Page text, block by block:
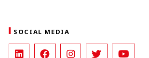
SOCIAL MEDIA